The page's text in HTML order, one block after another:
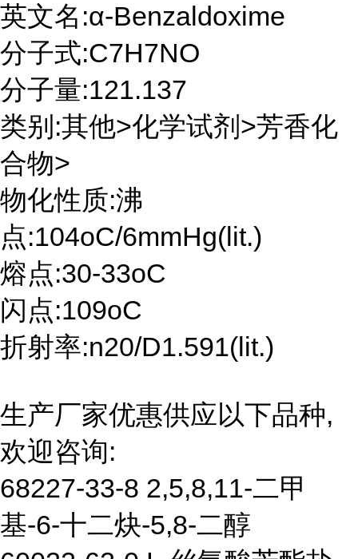
英文名:α-Benzaldoxime
分子式:C7H7NO
分子量:121.137
类别:其他>化学试剂>芳香化
合物>
物化性质:沸
点:104oC/6mmHg(lit.)
熔点:30-33oC
闪点:109oC
折射率:n20/D1.591(lit.)
生产厂家优惠供应以下品种,
欢迎咨询:
68227-33-8 2,5,8,11-二甲
基-6-十二炔-5,8-二醇